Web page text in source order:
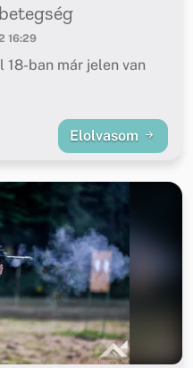
16:29
18-ban már jelen van
Elolvasom